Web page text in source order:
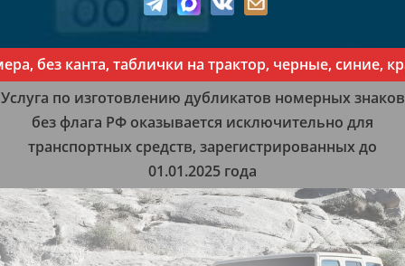
канта, таблички на трактор, черные, синие,
Услуга по изготовлению дубликатов номерных знаков
без флага РФ оказывается исключительно для
транспортных средств, зарегистрированных до
01.01.2025 года